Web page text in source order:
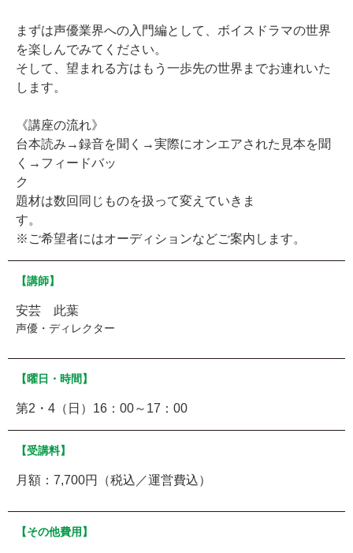
まずは声優業界への入門編として、ボイスドラマの世界
を楽しんでみてください。
そして、望まれる方はもう一歩先の世界までお連れいた
します。
《講座の流れ》
台本読み→録音を聞く→実際にオンエアされた見本を聞
く→フィードバッ
題材は数回同じものを扱って変えていきま
※ご希望者にはオーディションなどご案内します。
【講師】
安芸 此葉
声優・ディレクター
【曜日・時間】
第2・4（日）16：00～17：00
【受講料】
月額：7,700円（税込／運営費込）
【その他費用】